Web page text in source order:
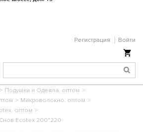
Регистрация Войти
> Подушки и Одеяла. оптом >
> Микроволокно. оптом >
оптом >
Ecotex 200*220